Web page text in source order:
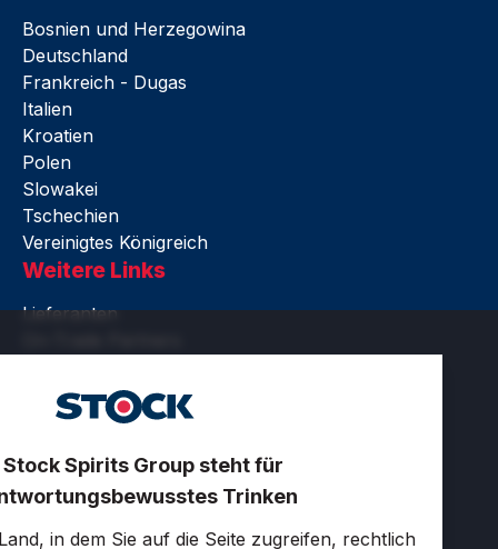
Weitere Links
Lieferanten
Barrierefreiheit
Nutzungsbedingungen
Zertifikate
Cookie-Einstellungen
LinkedIn
Bosnien und Herzegowina
Deutschland
Frankreich - Dugas
Italien
Kroatien
Polen
Slowakei
Tschechien
Vereinigtes Königreich
Stock Spirits Group steht für
Trinken
in dem Sie auf die Seite zugreifen, rechtlich